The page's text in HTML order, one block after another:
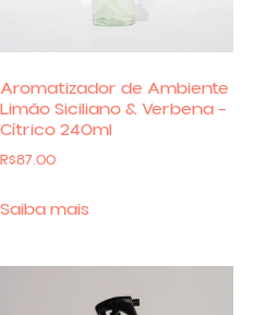
Aromatizador de Ambiente
Limão Siciliano & Verbena –
Cítrico 240ml
R$87.00
Saiba mais